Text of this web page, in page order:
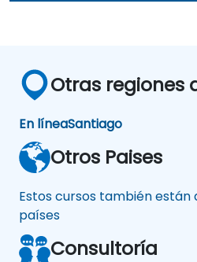
Otras regiones
En líneaSantiago
Otros Paises
Estos cursos también están
países
Consultoría